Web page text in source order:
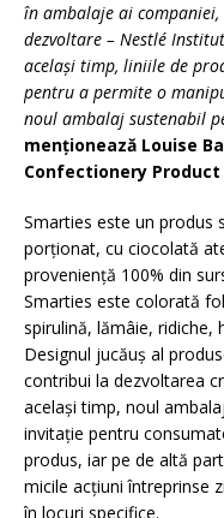
în ambalaje ai
dezvoltare – Nestlé
același timp, liniile de
pentru a permite o
noul ambalaj sustenabil
menționează Louise
Confectionery
Smarties este un produs
porționat, cu ciocolată
proveniență 100% din
Smarties este colorată
spirulină, lămâie, ridiche,
Designul jucăuș al
contribui la dezvoltarea
același timp, noul
invitație pentru
produs, iar pe de altă
micile acțiuni întreprinse
în locuri specifice.